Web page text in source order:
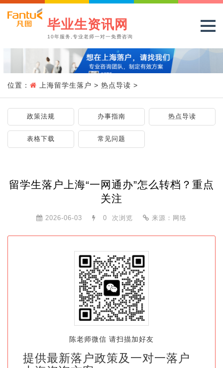
毕业生资讯网
10年服务,专业老师一对一免费咨询
位置： 上海留学生落户 > 热点导读 >
政策法规 办事指南 热点导读
表格下载 常见问题
留学生落户上海“一网通办”怎么转档？重点
关注
2026-06-03 0 次浏览 来源：网络
陈老师微信 请扫描加好友
提供最新落户政策及一对一落户